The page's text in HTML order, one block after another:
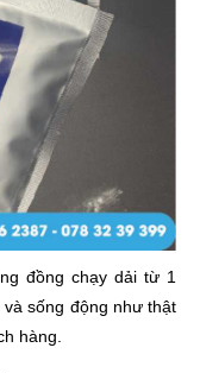
đồng chạy dải từ 1
sống động như thật
hàng.